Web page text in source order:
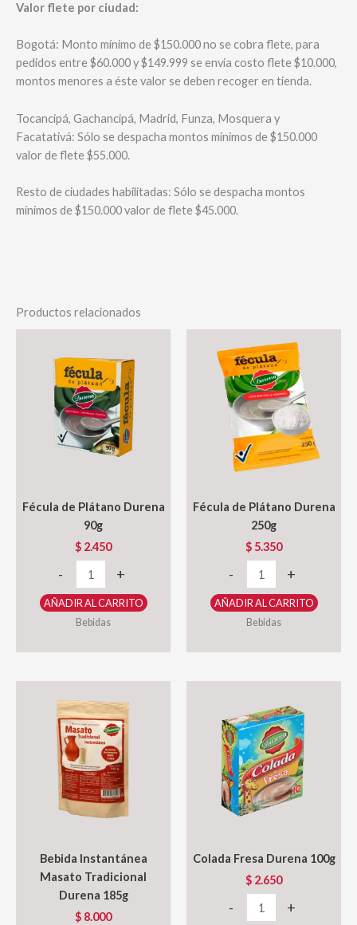
Valor flete por ciudad:
Bogotá: Monto mínimo de $150.000 no se cobra flete, para
pedidos entre $60.000 y $149.999 se envía costo flete $10.000,
montos menores a éste valor se deben recoger en tienda.
Tocancipá, Gachancipá, Madrid, Funza, Mosquera y
Facatativá: Sólo se despacha montos mínimos de $150.000
valor de flete $55.000.
Resto de ciudades habilitadas: Sólo se despacha montos
mínimos de $150.000 valor de flete $45.000.
Productos relacionados
Fécula de Plátano Durena
90g
$ 2.450
-
Plátano
Durena
+
AÑADIR AL CARRITO
Bebidas
Fécula de Plátano Durena
250g
$ 5.350
-
Plátano
Durena
+
AÑADIR AL CARRITO
Bebidas
Bebida Instantánea
Masato Tradicional
Durena 185g
$ 8.000
Colada Fresa Durena 100g
$ 2.650
- +